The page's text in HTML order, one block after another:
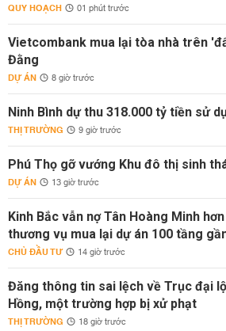
QUY HOẠCH 01 phút trước
Vietcombank mua lại tòa nhà trên
Đằng
DỰ ÁN 8 giờ trước
Ninh Bình dự thu 318.000 tỷ tiền sử
THỊ TRƯỜNG 9 giờ trước
Phú Thọ gỡ vướng Khu đô thị sinh
DỰ ÁN 13 giờ trước
Kinh Bắc vẫn nợ Tân Hoàng Minh
thương vụ mua lại dự án 100 tầng
CHỦ ĐẦU TƯ 14 giờ trước
Đăng thông tin sai lệch về Trục đại
Hồng, một trường hợp bị xử phạt
THỊ TRƯỜNG 18 giờ trước